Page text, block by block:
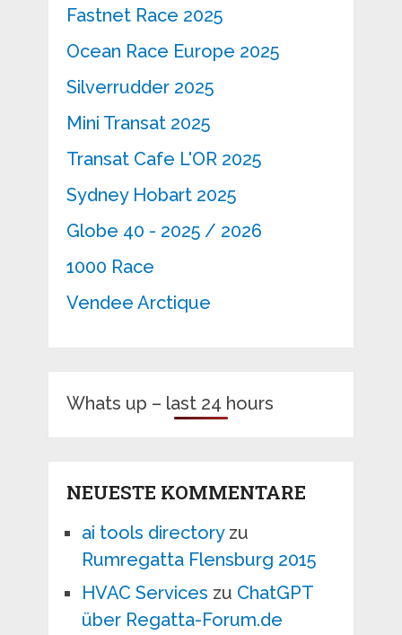
Fastnet Race 2025
Ocean Race Europe 2025
Silverrudder 2025
Mini Transat 2025
Transat Cafe L'OR 2025
Sydney Hobart 2025
Globe 40 - 2025 / 2026
1000 Race
Vendee Arctique
Whats up – last 24 hours
NEUESTE KOMMENTARE
ai tools directoryzu
Rumregatta Flensburg 2015
HVAC Services zu ChatGPT
über Regatta-Forum.de